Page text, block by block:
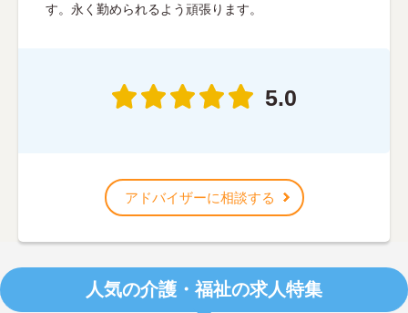
す。永く勤められるよう頑張ります。
5.0
アドバイザーに相談する
人気の介護・福祉の求人特集